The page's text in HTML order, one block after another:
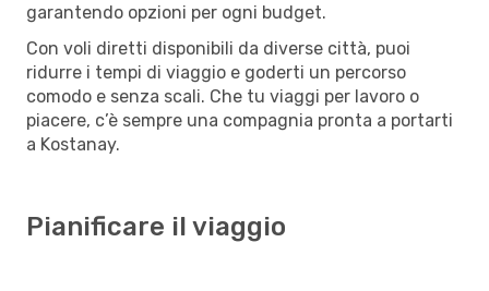
garantendo opzioni per ogni budget.
Con voli diretti disponibili da diverse città, puoi
ridurre i tempi di viaggio e goderti un percorso
comodo e senza scali. Che tu viaggi per lavoro o
piacere, c’è sempre una compagnia pronta a portarti
a Kostanay.
Pianificare il viaggio